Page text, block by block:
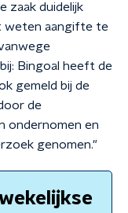
zaak duidelijk
weten aangifte te
Bingoal heeft de
gemeld bij de
de
ondernomen en
genomen."